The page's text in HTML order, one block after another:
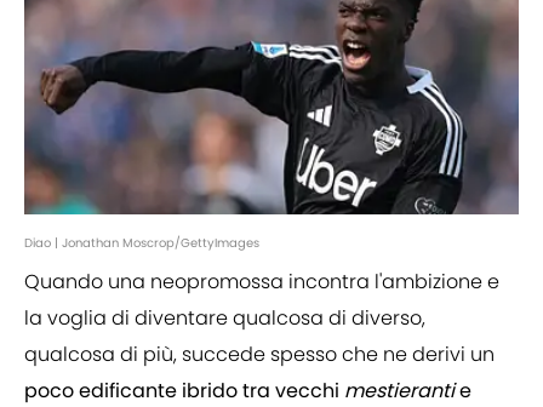
Diao | Jonathan Moscrop/GettyImages
Quando una neopromossa incontra l'ambizione e
la voglia di diventare qualcosa di diverso,
qualcosa di più, succede spesso che ne derivi un
poco edificante ibrido tra vecchi mestierantie